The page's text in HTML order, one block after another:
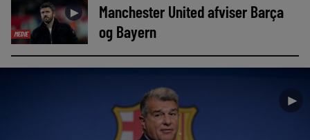
MEDIE
►
Manchester United afviser Barça
og Bayern
►